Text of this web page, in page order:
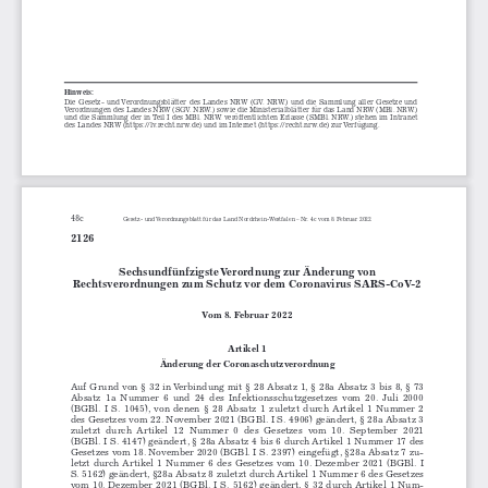
Hinweis:
Die  Gesetz-  und Verordnungsblätter  des  Landes  NRW  (GV.  NRW.)  und  die  Sammlung  aller  Gesetze  und
Verordnungen des Landes NRW (SGV. NRW.) sowie die Ministerialblätter für das Land NRW (MBl. NRW.)
und die Sammlung der in Teil I des MBl. NRW. veröffentlichten Erlasse (SMBl. NRW.) stehen im Intranet
des Landes NRW (https://lv.recht.nrw.de) und im Internet (https://recht.nrw.de) zur Verfügung.
Gesetz- und Verordnungsblatt für das Land Nordrhein-Westfalen – Nr. 4c vom 8. Februar 202248c
2126
Sechsundfünfzigste Verordnung zur Änderung von
Rechtsverordnungen zum Schutz vor dem Coronavirus SARS-CoV-2
Vom 8. Februar 2022
Artikel 1
Änderung der Coronaschutzverordnung
Auf Grund von § 32 in Verbindung mit § 28 Absatz 1, § 28a Absatz 3 bis 8, § 73
Absatz  1a  Nummer  6  und  24  des  Infektionsschutzgesetzes  vom  20.  Juli  2000
(BGBl.  I  S.  1045),  von  denen  §  28  Absatz  1  zuletzt  durch  Artikel  1  Nummer  2
des Gesetzes vom 22. November 2021 (BGBl. I S. 4906) geändert, § 28a Absatz 3
zuletzt  durch  Artikel  12  Nummer  0  des  Gesetzes  vom  10.  September  2021
(BGBl. I S. 4147) geändert, § 28a Absatz 4 bis 6 durch Artikel 1 Nummer 17 des
Gesetzes vom 18. November 2020 (BGBl. I S. 2397) eingefügt, §28a Absatz 7 zu-
letzt  durch Artikel  1  Nummer  6  des  Gesetzes  vom  10.  Dezember  2021  (BGBl.  I
S. 5162) geändert, §28a Absatz 8 zuletzt durch Artikel 1 Nummer 6 des Gesetzes
vom 10. Dezember 2021 (BGBl. I S. 5162) geändert, § 32 durch Artikel 1 Num-